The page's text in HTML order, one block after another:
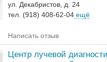
ул. Декабристов, д. 24
тел. (918) 408-62-04 ещё
Написать отзыв
Центр лучевой